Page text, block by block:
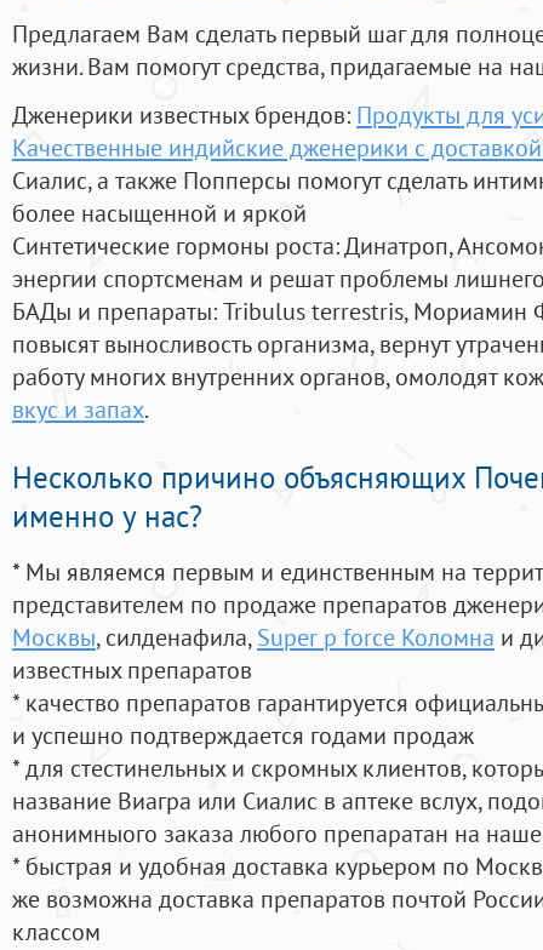
Предлагаем Вам сделать первый шаг для
жизни. Вам помогут средства, придагаемые на
Дженерики известных брендов: Продукты для
Качественные индийские дженерики с
Сиалис, а также Попперсы помогут сделать
более насыщенной и яркой
Синтетические гормоны роста: Динатроп,
энергии спортсменам и решат проблемы
БАДы и препараты:Tribulus terrestris, Мориамин
повысят выносливость организма, вернут
работу многих внутренних органов, омолодят
вкус и запах.
Несколько причино объясняющих
именно у нас?
* Мы являемся первым и единственным на
представителем по продаже препаратов
Москвы, силденафила, Super p force Коломна и
известных препаратов
* качество препаратов гарантируется
и успешно подтверждается годами продаж
* для стестинельных и скромных клиентов,
название Виагра или Сиалис в аптеке вслух,
анонимныого заказа любого препаратан на
* быстрая и удобная доставка курьером по
же возможна доставка препаратов почтой
классом